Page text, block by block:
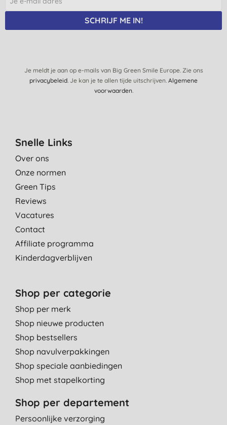
SCHRIJF ME IN!
Je meldt je aan op e-mails van Big Green Smile Europe. Zie ons
privacybeleid. Je kan je te allen tijde uitschrijven. Algemene
voorwaarden.
Snelle Links
Over ons
Onze normen
Green Tips
Reviews
Vacatures
Contact
Affiliate programma
Kinderdagverblijven
Shop per categorie
Shop per merk
Shop nieuwe producten
Shop bestsellers
Shop navulverpakkingen
Shop speciale aanbiedingen
Shop met stapelkorting
Shop per departement
Persoonlijke verzorging